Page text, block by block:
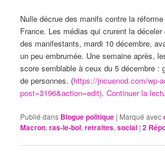
Nulle décrue des manifs contre la
France. Les médias qui crurent la
des manifestants, mardi 10 décembre,
un peu embrumée. Une semaine après,
score semblable à ceux du 5 décembre :
de personnes. (https://jncuenod.com/wp-
post=3196&action=edit).Continuer la
Publié dans Blogue politique | Marqué avec
Macron,ras-le-bol,retraites,social |2